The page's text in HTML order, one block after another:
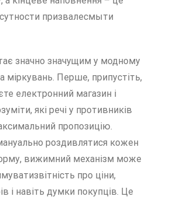
призвалесмыти
значно значущим у модному
міркувань. Перше, припустіть,
електронний магазин і
які речі у противників
пропозицію.
роздивлятися кожен
вижимний механізм може
про ціни,
і навіть думки покупців. Це